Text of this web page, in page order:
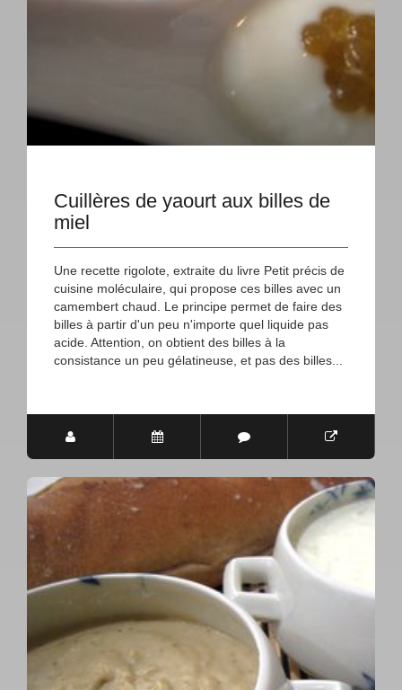
Cuillères de yaourt aux billes de
miel
Une recette rigolote, extraite du livre Petit précis de
cuisine moléculaire, qui propose ces billes avec un
camembert chaud. Le principe permet de faire des
billes à partir d'un peu n'importe quel liquide pas
acide. Attention, on obtient des billes à la
consistance un peu gélatineuse, et pas des billes...